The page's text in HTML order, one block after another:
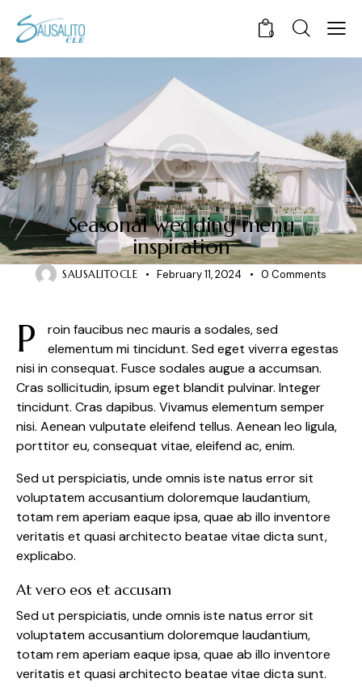
0
NEWS
Seasonal wedding menu
inspiration
SAUSALITOCLE February 11, 2024 0 Comments
P
roin faucibus nec mauris a sodales, sed
elementum mi tincidunt. Sed eget viverra egestas
nisi in consequat. Fusce sodales augue a accumsan.
Cras sollicitudin, ipsum eget blandit pulvinar. Integer
tincidunt. Cras dapibus. Vivamus elementum semper
nisi. Aenean vulputate eleifend tellus. Aenean leo ligula,
porttitor eu, consequat vitae, eleifend ac, enim.
Sed ut perspiciatis, unde omnis iste natus error sit
voluptatem accusantium doloremque laudantium,
totam rem aperiam eaque ipsa, quae ab illo inventore
veritatis et quasi architecto beatae vitae dicta sunt,
explicabo.
At vero eos et accusam
Sed ut perspiciatis, unde omnis iste natus error sit
voluptatem accusantium doloremque laudantium,
totam rem aperiam eaque ipsa, quae ab illo inventore
veritatis et quasi architecto beatae vitae dicta sunt.